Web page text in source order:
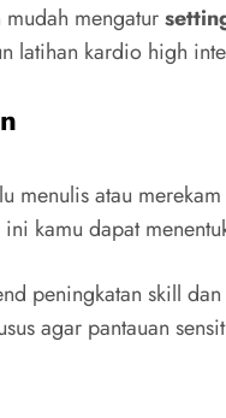
mengatur
latihan kardio high
menulis atau
kamu dapat
peningkatan skill
agar pantauan